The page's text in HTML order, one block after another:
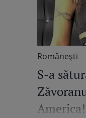
Româneşti
S-a
America!